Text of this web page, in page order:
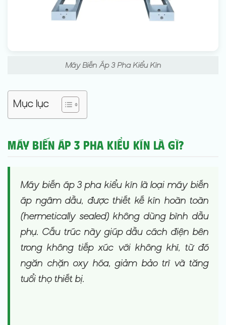
Máy Biến Áp 3 Pha Kiểu Kín
Mục lục
Máy Biến Áp 3 Pha Kiểu Kín là gì?
Máy biến áp 3 pha kiểu kín là loại máy biến
áp ngâm dầu, được thiết kế kín hoàn toàn
(hermetically sealed) không dùng bình dầu
phụ. Cấu trúc này giúp dầu cách điện bên
trong không tiếp xúc với không khí, từ đó
ngăn chặn oxy hóa, giảm bảo trì và tăng
tuổi thọ thiết bị.